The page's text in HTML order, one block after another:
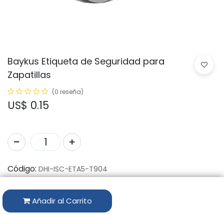
Baykus Etiqueta de Seguridad para
Zapatillas
(0 reseña)
US$ 0.15
Añadir al Carrito
Código: DHI-ISC-ETA5-T904
Marca:BAYKUS
Disponibilidad por Almacén